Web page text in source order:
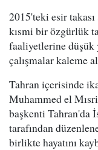
2015'teki esir
kısmi bir özgürlük
faaliyetlerine
çalışmalar kaleme
Tahran içerisinde
Muhammed el
başkenti Tahran'da
tarafından
birlikte hayatını